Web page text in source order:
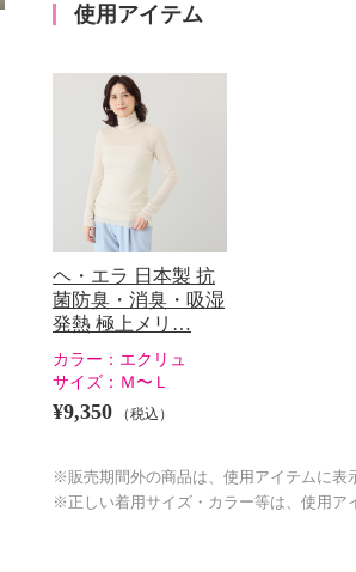
使用アイテム
ヘ・エラ 日本製 抗
菌防臭・消臭・吸湿
発熱 極上メリ…
カラー： エクリュ
サイズ： Ｍ〜Ｌ
¥9,350 （税込）
※販売期間外の商品は、使用アイテムに表
※正しい着用サイズ・カラー等は、使用ア